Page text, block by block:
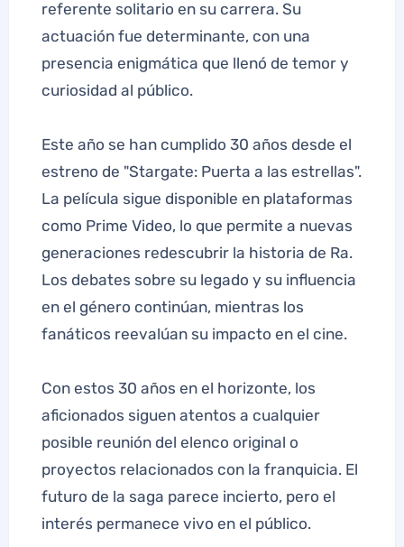
referente solitario en su carrera. Su
actuación fue determinante, con una
presencia enigmática que llenó de temor y
curiosidad al público.
Este año se han cumplido 30 años desde el
estreno de "Stargate: Puerta a las estrellas".
La película sigue disponible en plataformas
como Prime Video, lo que permite a nuevas
generaciones redescubrir la historia de Ra.
Los debates sobre su legado y su influencia
en el género continúan, mientras los
fanáticos reevalúan su impacto en el cine.
Con estos 30 años en el horizonte, los
aficionados siguen atentos a cualquier
posible reunión del elenco original o
proyectos relacionados con la franquicia. El
futuro de la saga parece incierto, pero el
interés permanece vivo en el público.